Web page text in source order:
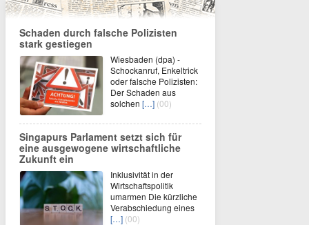
Schaden durch falsche Polizisten
stark gestiegen
Wiesbaden (dpa) -
Schockanruf, Enkeltrick
oder falsche Polizisten:
Der Schaden aus
solchen […] (00)
Singapurs Parlament setzt sich für
eine ausgewogene wirtschaftliche
Zukunft ein
Inklusivität in der
Wirtschaftspolitik
umarmen Die kürzliche
Verabschiedung eines
[…] (00)